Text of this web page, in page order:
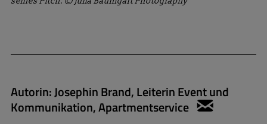
Autorin:Josephin Brand, Leiterin Event und
Kommunikation, Apartmentservice